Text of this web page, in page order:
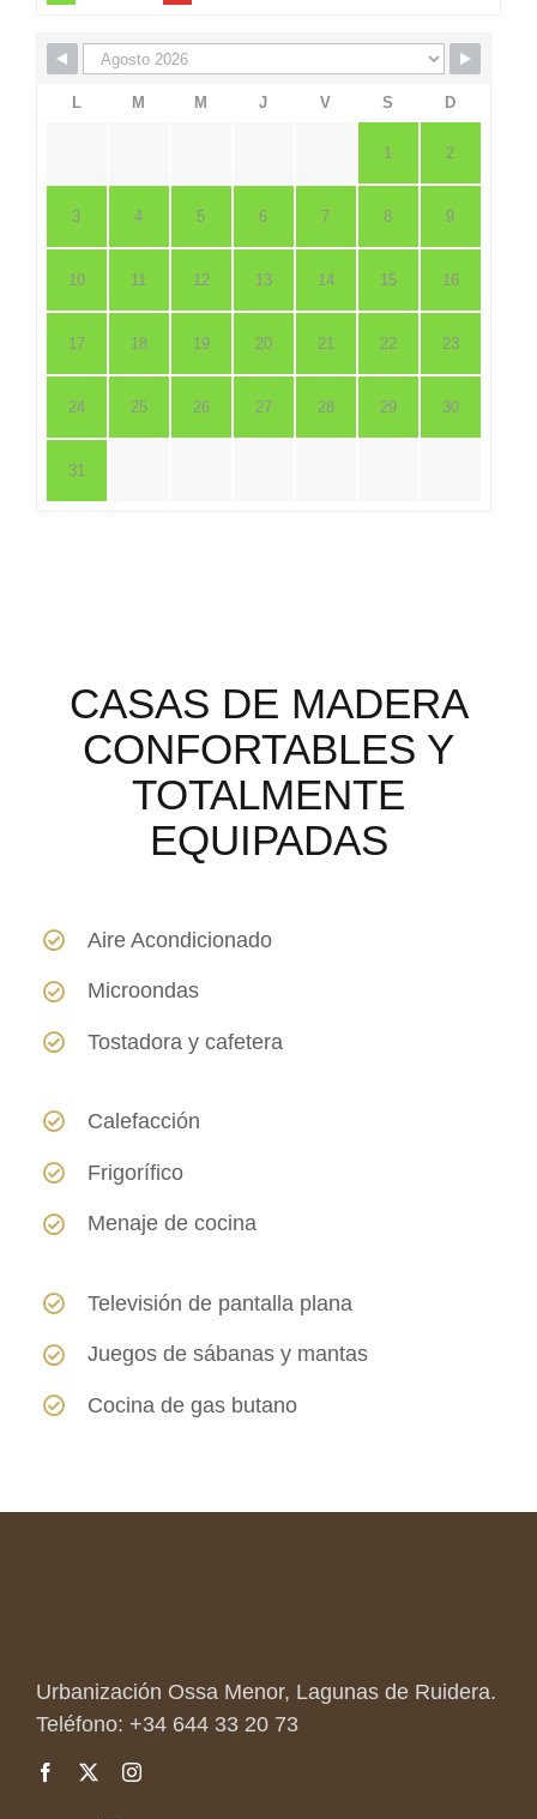
L M M J V S D
1 2
3 4 5 6 7 8 9
10 11 12 13 14 15 16
17 18 19 20 21 22 23
24 25 26 27 28 29 30
31
CASAS DE MADERA
CONFORTABLES Y
TOTALMENTE
EQUIPADAS
Aire Acondicionado
Microondas
Tostadora y cafetera
Calefacción
Frigorífico
Menaje de cocina
Televisión de pantalla plana
Juegos de sábanas y mantas
Cocina de gas butano
Urbanización Ossa Menor, Lagunas de Ruidera.
Teléfono: +34 644 33 20 73